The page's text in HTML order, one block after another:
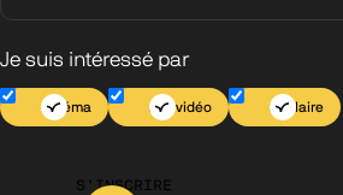
Je suis intéressé par
Cinéma Jeu vidéo Scolaire
S’INSCRIRE